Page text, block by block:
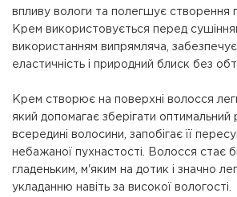
впливу вологи та полегшує створення
Крем використовується перед
використанням випрямляча,
еластичність і природний блиск без
Крем створює на поверхні волосся
який допомагає зберігати оптимальний
всередині волосини, запобігає її
небажаної пухнастості. Волосся стає
гладеньким, м'яким на дотик і значно
укладанню навіть за високої вологості.